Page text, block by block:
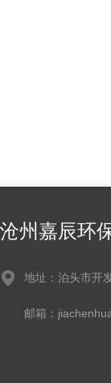
沧州嘉辰环
地址：泊头市开
邮箱：